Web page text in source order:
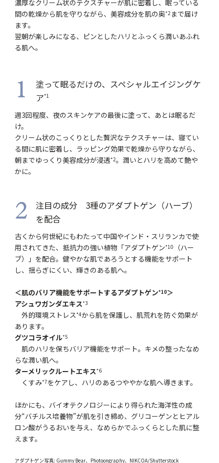
濃厚なクリーム状のテクスチャーが肌に密着し、眠っている
間の乾燥から肌を守りながら、美容成分を肌の奥*2 まで届け
ます。
翌朝が楽しみになる、ピンとしたハリとふっくら潤いあふれ
る肌へ。
1
塗って眠るだけの、スペシャルエイジングケ
ア*1
週3回程度、夜のスキンケアの最後に塗って、あとは眠るだ
け。
クリーム状のこっくりとした贅沢なテクスチャーは、寝てい
る間に肌に密着し、ラッピング効果で乾燥から守りながら、
朝までゆっくり美容成分が浸透*2。潤いとハリを高めて艶や
かに。
2
注目の成分 3種のアダプトゲン（ハーブ）
を配合
古くから何世紀にもわたって中国やインド・スリランカで使
用されてきた、抵抗力の強い植物「アダプトゲン*10
（ハー
ブ）」を配合。健やかな肌であろうとする機能をサポート
し、揺らぎにくい、輝きのある肌へ。
＜肌のバリア機能をサポートするアダプトゲン*10＞
アシュワガンダエキス*3
外的環境ストレス*4から肌を保護し、肌荒れを防ぐ効果が
あります。
グツコラオイル*5
肌のハリを保ちバリア機能をサポート。キメの整ったなめ
らな潤い肌へ。
ターメリックルートエキス*6
くすみ*7をケアし、ハリのあるつややかな肌へ導きます。
ほかにも、バイオテクノロジーにより得られた海洋性の成
分“バチルス培養物”が肌を引き締め、グリコーゲンとヒアル
ロン酸がうるおいを与え、なめらかでふっくらとした肌に整
えます。
アダプトゲン写真: Gummy Bear、Photoongraphy、NIKCOA/Shutterstock